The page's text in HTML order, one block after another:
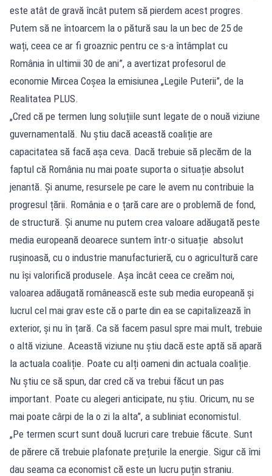
este atât de gravă încât putem să pierdem acest progres.
Putem să ne întoarcem la o pătură sau la un bec de 25 de
wați, ceea ce ar fi groaznic pentru ce s-a întâmplat cu
România în ultimii 30 de ani”, a avertizat profesorul de
economie Mircea Coșea la emisiunea „Legile Puterii”, de la
Realitatea PLUS.
„Cred că pe termen lung soluțiile sunt legate de o nouă viziune
guvernamentală. Nu știu dacă această coaliție are
capacitatea să facă așa ceva. Dacă trebuie să plecăm de la
faptul că România nu mai poate suporta o situație absolut
jenantă. Și anume, resursele pe care le avem nu contribuie la
progresul țării. România e o țară care are o problemă de fond,
de structură. Și anume nu putem crea valoare adăugată peste
media europeană deoarece suntem într-o situație absolut
rușinoasă, cu o industrie manufacturieră, cu o agricultură care
nu își valorifică produsele. Așa încât ceea ce creăm noi,
valoarea adăugată românească este sub media europeană și
lucrul cel mai grav este că o parte din ea se capitalizează în
exterior, și nu în țară. Ca să facem pasul spre mai mult, trebuie
o altă viziune. Această viziune nu știu dacă este aptă să apară
la actuala coaliție. Poate cu alți oameni din actuala coaliție.
Nu știu ce să spun, dar cred că va trebui făcut un pas
important. Poate cu alegeri anticipate, nu știu. Oricum, nu se
mai poate cârpi de la o zi la alta”, a subliniat economistul.
„Pe termen scurt sunt două lucruri care trebuie făcute. Sunt
de părere că trebuie plafonate prețurile la energie. Sigur că îmi
dau seama ca economist că este un lucru puțin straniu.